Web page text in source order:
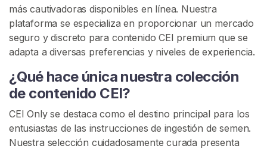
más cautivadoras disponibles en línea. Nuestra
plataforma se especializa en proporcionar un mercado
seguro y discreto para contenido CEI premium que se
adapta a diversas preferencias y niveles de experiencia.
¿Qué hace única nuestra colección
de contenido CEI?
CEI Only se destaca como el destino principal para los
entusiastas de las instrucciones de ingestión de semen.
Nuestra selección cuidadosamente curada presenta
V
e
n
d
d
o
r
e
s